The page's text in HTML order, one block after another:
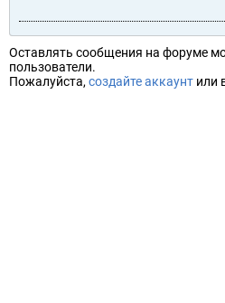
Оставлять сообщения на форуме
пользователи.
Пожалуйста, создайте аккаунт или